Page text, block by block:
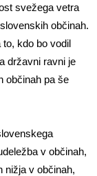
svežega vetra
občinah.
kdo bo vodil
državni ravni je
občinah pa še
v občinah,
nižja v občinah,